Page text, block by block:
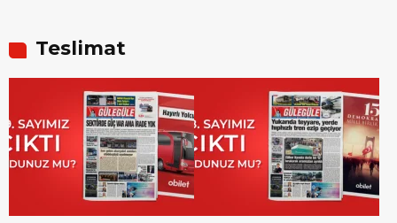
Teslimat